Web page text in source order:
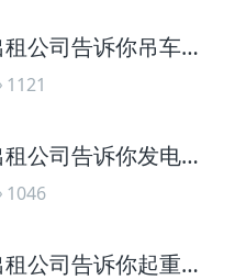
江门大型吊车出租公司告诉你吊车钢丝绳的作用
1121
江门大型吊车出租公司告诉你发电机组的主要规格和使用条件
1046
江门大型吊车出租公司告诉你起重设备在雨季施工要注意的事项